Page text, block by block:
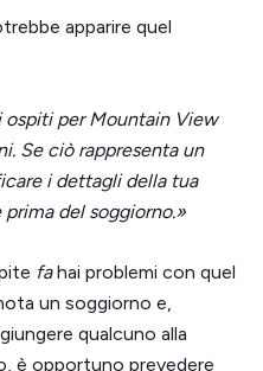
apparire quel
per Mountain View
Se ciò rappresenta un
i dettagli della tua
del soggiorno.»
fahai problemi con quel
un soggiorno e,
qualcuno alla
è opportuno prevedere